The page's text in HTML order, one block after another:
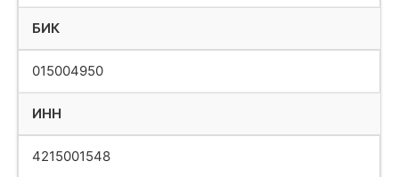
БИК
015004950
ИНН
4215001548